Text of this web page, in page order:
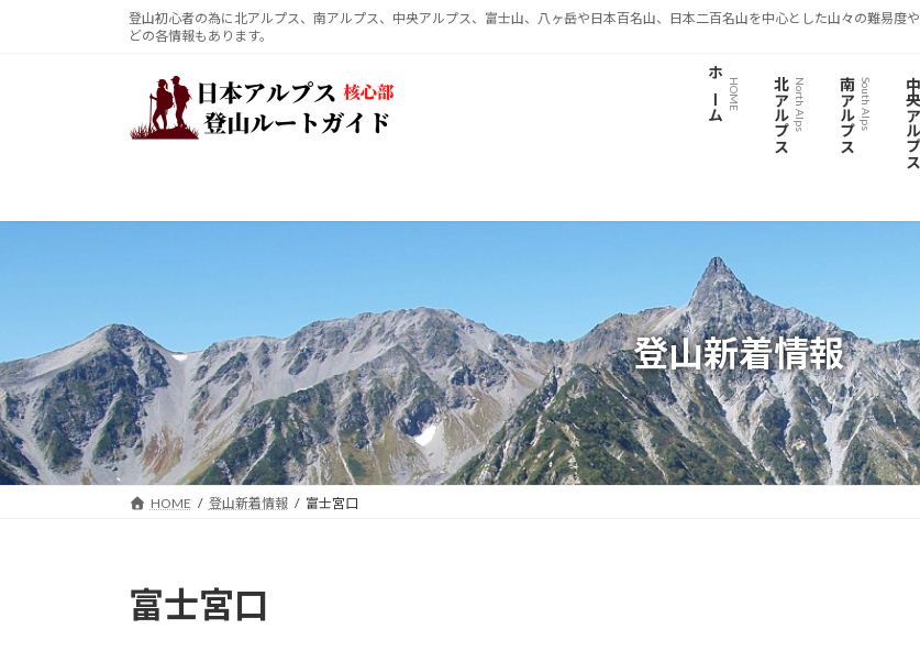
ッ
移
登山初心者の為に北アルプス、南アルプス、中央アルプス、富士山、八ヶ岳や日本百名山、日本二百名山を中心とした山々の難易度
どの各情報もあります。
ホーム HOME 北アルプスNorth Alps 南アルプスSouth Alps 中央アルプス
登山新着情報
HOME 登山新着情報 富士宮口
富士宮口